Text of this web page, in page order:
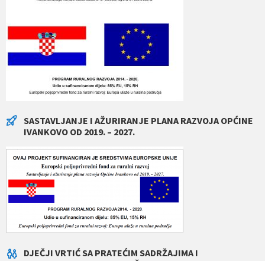
SASTAVLJANJE I AŽURIRANJE PLANA RAZVOJA OPĆINE
IVANKOVO OD 2019. – 2027.
DJEČJI VRTIĆ SA PRATEĆIM SADRŽAJIMA I